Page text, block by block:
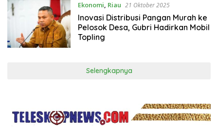
Ekonomi, Riau 21 Oktober 2025
Inovasi Distribusi Pangan Murah ke
Pelosok Desa, Gubri Hadirkan Mobil
Topling
Selengkapnya